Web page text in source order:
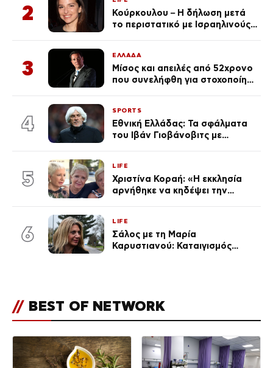
2
Κούρκουλου – Η δήλωση μετά
το περιστατικό με Ισραηλινούς:
πλουσιοκόριτσο»
3
ΕΛΛΑΔΑ
Μίσος και απειλές από 52χρονο
που συνελήφθη για στοχοποίηση
στην Ελλάδα
4
SPORTS
Εθνική Ελλάδας: Τα σφάλματα
του Ιβάν Γιοβάνοβιτς με
αποκλεισμό από το Μουντιάλ
5
LIFE
Χριστίνα Κοραή: «Η εκκλησία
αρνήθηκε να κηδέψει την
6
LIFE
Σάλος με τη Μαρία
Καρυστιανού: Καταιγισμός
// BEST OF NETWORK